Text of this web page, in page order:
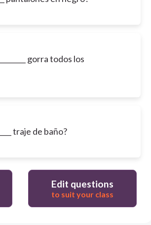
gorra todos los
traje de baño?
Edit questions
to suit your class